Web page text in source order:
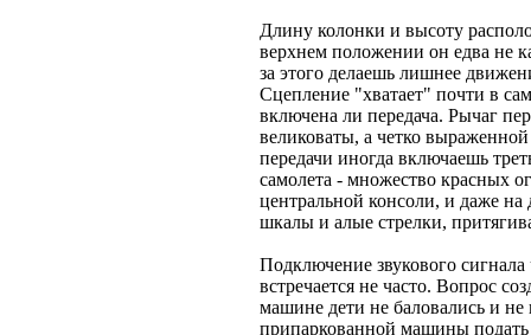
Длину колонки и высоту
верхнем положении он едва не
за этого делаешь лишнее
Сцепление "хватает" почти в
включена ли передача. Рычаг
великоваты, а четко
передачи иногда включаешь
самолета - множество красных
центральной консоли, и даже
шкалы и алые стрелки,
Подключение звукового
встречается не часто. Вопрос
машине дети не баловались и
припаркованной машины